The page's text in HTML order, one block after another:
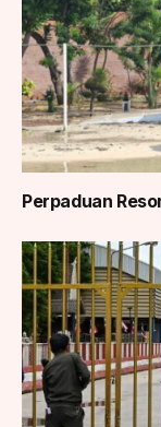
Perpaduan